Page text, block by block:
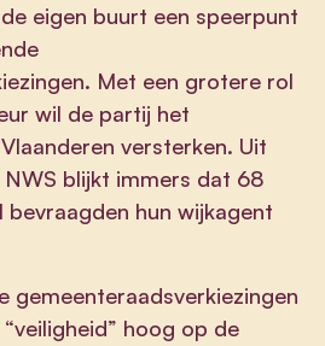
eigen buurt een speerpunt
Met een grotere rol
wil de partij het
versterken. Uit
NWS blijkt immers dat 68
bevraagden hun wijkagent
gemeenteraadsverkiezingen
hoog op de